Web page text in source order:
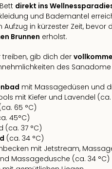
direkt ins
und Bademantel
in kürzester Zeit, bevor
Brunnen erholst.
treiben, gib dich der
des Sanadome
mit Massagedüsen und
mit Kiefer und Lavendel (ca.
65 °C)
45°C)
(ca. 37 °C)
(ca. 34 °C)
mit Jetstream,
Massagedusche (ca. 34 °C)